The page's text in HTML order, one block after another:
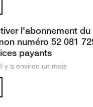
l'abonnement du
numéro 52 081
payants
Il y a environ un mois